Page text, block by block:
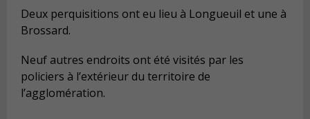
Deux perquisitions ont eu lieu à Longueuil et une à
Brossard.
Neuf autres endroits ont été visités par les
policiers à l’extérieur du territoire de
l’agglomération.